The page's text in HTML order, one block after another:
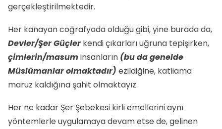
gerçekleştirilmektedir.
Her kanayan coğrafyada olduğu gibi, yine burada da,
Devler/Şer Güçlerkendi çıkarları uğruna tepişirken,
çimlerin/masuminsanların (bu da genelde
Müslümanlar olmaktadır) ezildiğine, katliama
maruz kaldığına şahit olmaktayız.
Her ne kadar Şer Şebekesi kirli emellerini aynı
yöntemlerle uygulamaya devam etse de, gelinen